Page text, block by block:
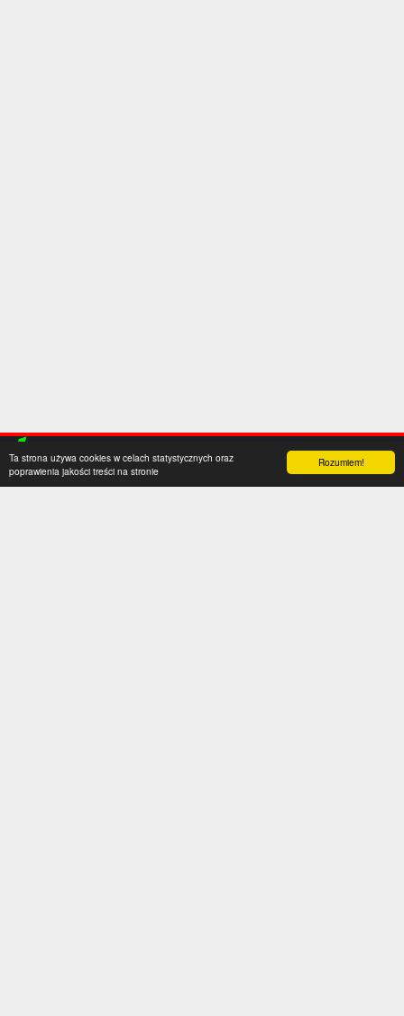
Rozumiem!
Ta strona używa cookies w celach statystycznych oraz
poprawienia jakości treści na stronie